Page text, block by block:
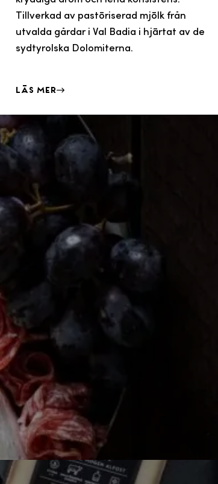
Tillverkad av pastöriserad mjölk från
utvalda gårdar i Val Badia i hjärtat av de
sydtyrolska Dolomiterna.
Läs mer